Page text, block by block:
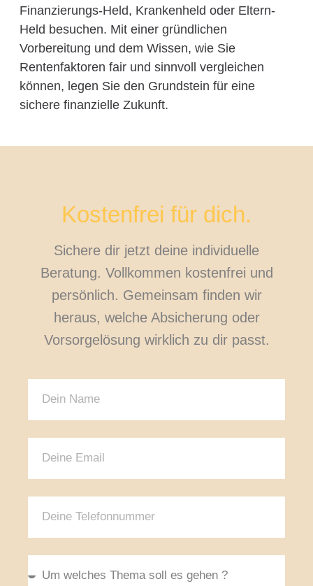
Finanzierungs-Held, Krankenheld oder Eltern-
Held besuchen. Mit einer gründlichen
Vorbereitung und dem Wissen, wie Sie
Rentenfaktoren fair und sinnvoll vergleichen
können, legen Sie den Grundstein für eine
sichere finanzielle Zukunft.
Kostenfrei für dich.
Sichere dir jetzt deine individuelle
Beratung. Vollkommen kostenfrei und
persönlich. Gemeinsam finden wir
heraus, welche Absicherung oder
Vorsorgelösung wirklich zu dir passt.